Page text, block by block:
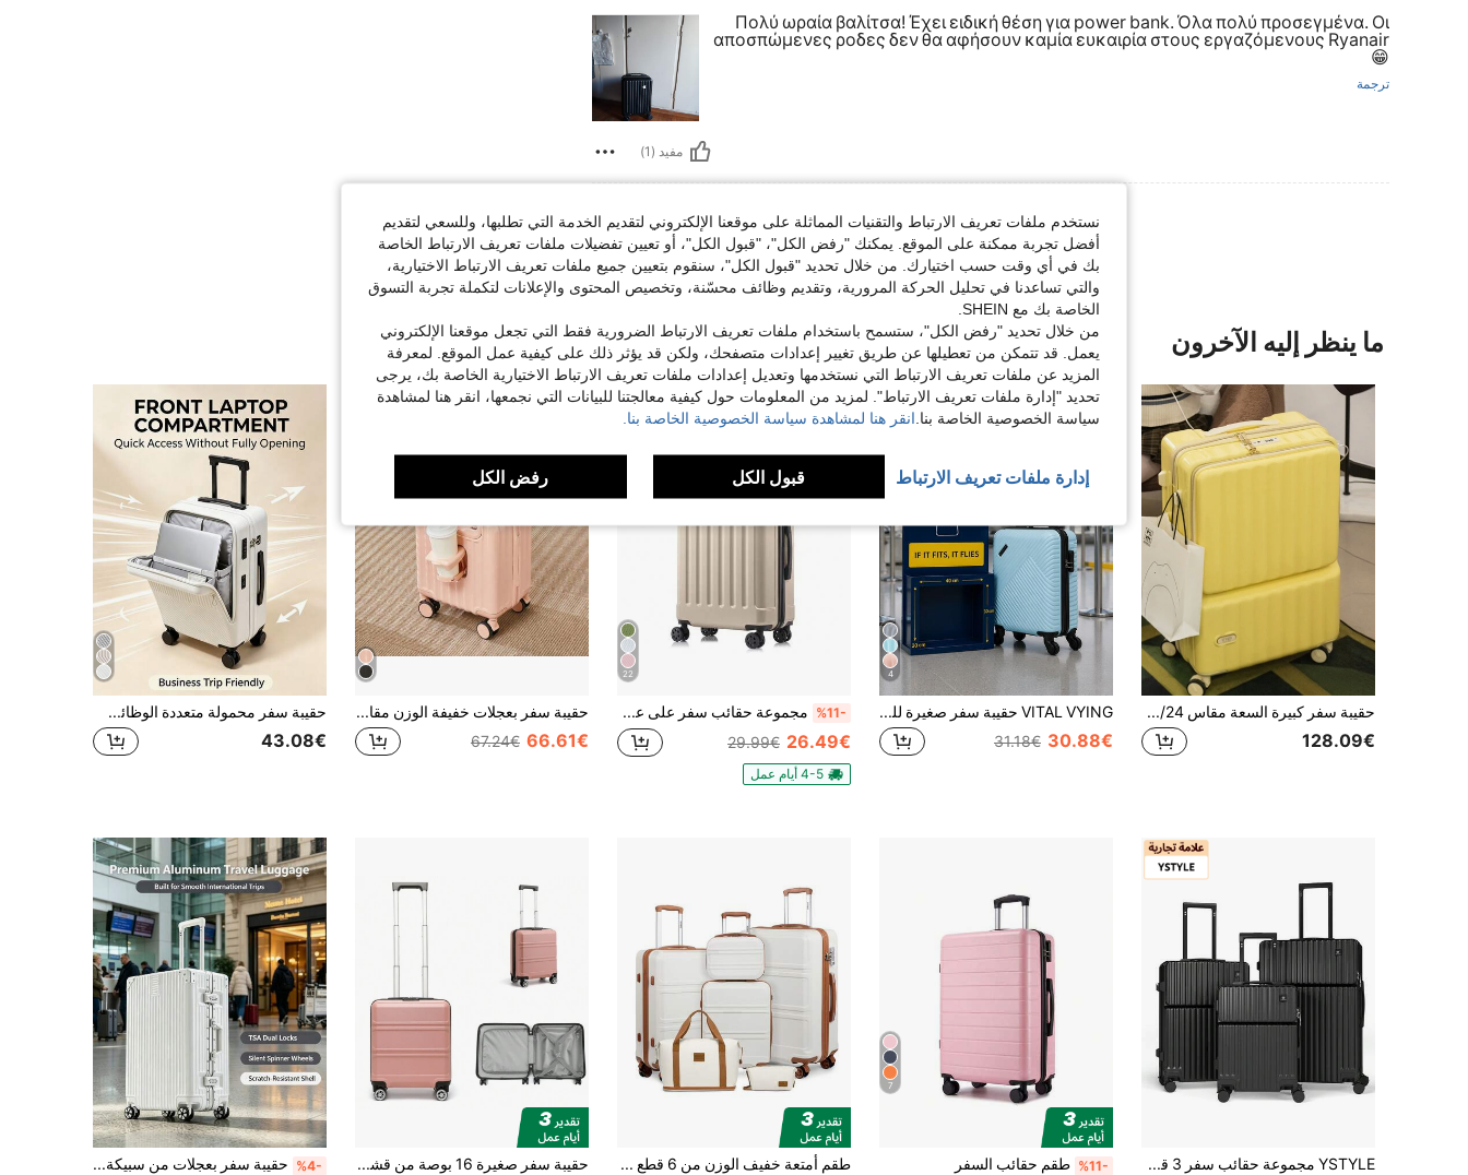
Πολύ ωραία βαλίτσα! Έχει ειδική θέση για power bank. Όλα πολύ προσεγμένα. Οι
αποσπώμενες ροδες δεν θα αφήσουν καμία ευκαιρία στους εργαζόμενους Ryanair
😁
ترجمة
مفيد (1)
ما ينظر إليه الآخرون
حقيبة سفر كبيرة السعة مقاس 20/24 بوصة مع جيب للكمبيوتر المحمول، خطاف، عجلات دوارة 360 درجة، قفل مضاد للسرقة TSA - مثالية للسفر التجاري، مناسبة للرجال والنساء، هدية رائعة للمسافرين، مزودة بمنفذ USB، من الأمام، حقيبة سفر محمولة، مثالية للسفر والدراسة والعطلات والشهر العسل والعطلات والسفر والاكسسوارات والهدايا للطلاب والأزواج
128.09€
4
VITAL VYING حقيبة سفر صغيرة للرحلات الجوية Ryanair، 40x30x20 سم، مصنوعة من مادة ABS، مع عجلات قابلة للفصل.
30.88€
31.18€
22
%11- مجموعة حقائب سفر على عجلات من YONSLY، حقيبة سفر خفيفة الوزن من ABS، مجموعة حقائب سفر للحمل، عجلات دوارة 360 درجة، قفل تركيبة TSA، مجموعة حقائب سفر مكونة من 3 قطع، المقاسات M، L و XL
26.49€
29.99€
4-5 أيام عمل
حقيبة سفر بعجلات خفيفة الوزن مقاس 14 بوصة، حقيبة بسحاب وأقفال رقمية متعددة الوظائف للسفر والتصوير الخارجي
66.61€
67.24€
حقيبة سفر محمولة متعددة الوظائف بفتحة أمامية 20 بوصة، خطاف جانبي، تصميم فصل جاف ورطب، سعة كبيرة، مناسبة للسفر للأعمال والتخرج
43.08€
YSTYLE مجموعة حقائب سفر 3 قطع، مصنوعة من قشرة ABS صلبة وخفيفة الوزن، عربة سفر مع عجلات دوارة 360 درجة، قفل TSA للرجال والنساء، مقاس 21 بوصة/ 24 بوصة/ 28 بوصة، ضروريات السفر للرجال والنساء للعطلات والأعمال، سعة كبيرة، اكسسوارات سفر ضرورية، منظم سفر، لوازم السفر
7
%11- طقم حقائب السفر طقم أمتعة خفيف الوزن من 6 قطع - حقائب سفر ذات 4 عجلات مع قفل تركيبة TSA تشمل حقائب تروللي بأحجام 20 بوصة و24 بوصة و28 بوصة وحقيبة زينة 12 بوصة وحقيبة رياضية وحقيبة مستحضرات للسفر حقيبة سفر صغيرة 16 بوصة من قشرة صلبة ABS مع قفل TSA وعجلات دوارة ومقبض قابل للسحب للسفر بالطائرة، حقيبة سفر متينة وقابلة للحمل %4- حقيبة سفر بعجلات من سبيكة الألومنيوم مقاس 20 بوصة، حقيبة صلبة ABC، مزودة بعجلات عالمية وقفل TSA، حجم حقيبة يد، مناسبة للمدرسة والسفر
نستخدم ملفات تعريف الارتباط والتقنيات المماثلة على موقعنا الإلكتروني لتقديم الخدمة التي تطلبها، وللسعي لتقديم
أفضل تجربة ممكنة على الموقع. يمكنك "رفض الكل"، "قبول الكل"، أو تعيين تفضيلات ملفات تعريف الارتباط الخاصة
بك في أي وقت حسب اختيارك. من خلال تحديد "قبول الكل"، سنقوم بتعيين جميع ملفات تعريف الارتباط الاختيارية،
والتي تساعدنا في تحليل الحركة المرورية، وتقديم وظائف محسّنة، وتخصيص المحتوى والإعلانات لتكملة تجربة التسوق
الخاصة بك مع SHEIN.
من خلال تحديد "رفض الكل"، ستسمح باستخدام ملفات تعريف الارتباط الضرورية فقط التي تجعل موقعنا الإلكتروني
يعمل. قد تتمكن من تعطيلها عن طريق تغيير إعدادات متصفحك، ولكن قد يؤثر ذلك على كيفية عمل الموقع. لمعرفة
المزيد عن ملفات تعريف الارتباط التي نستخدمها وتعديل إعدادات ملفات تعريف الارتباط الاختيارية الخاصة بك، يرجى
تحديد "إدارة ملفات تعريف الارتباط". لمزيد من المعلومات حول كيفية معالجتنا للبيانات التي نجمعها، انقر هنا لمشاهدة
سياسة الخصوصية الخاصة بنا. انقر هنا لمشاهدة سياسة الخصوصية الخاصة بنا.
إدارة ملفات تعريف الارتباط قبول الكل رفض الكل